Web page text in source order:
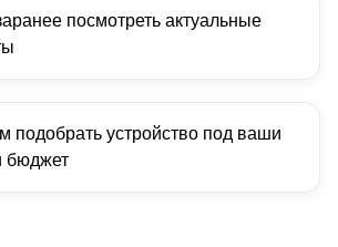
посмотреть актуальные
подобрать устройство под ваши
бюджет